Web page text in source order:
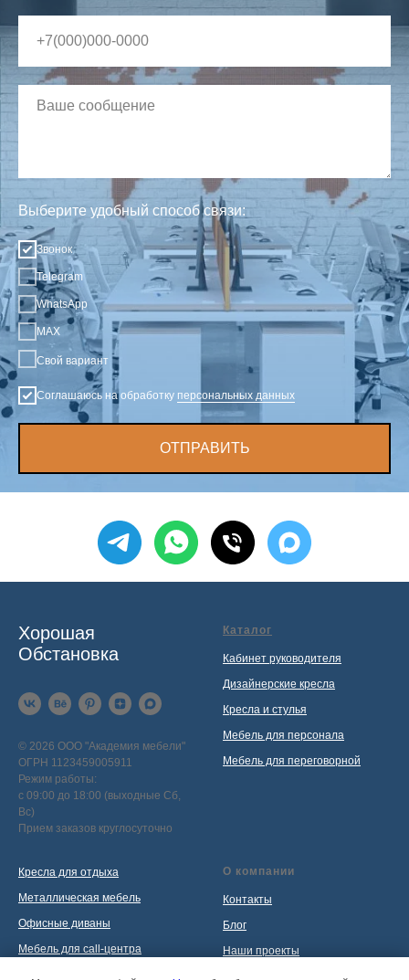
Выберите удобный способ связи:
Звонок
Telegram
WhatsApp
MAX
Свой вариант
Соглашаюсь на обработку персональных данных
ОТПРАВИТЬ
Хорошая
Обстановка
© 2026 ООО "Академия мебели"
ОГРН 1123459005911
Режим работы:
с 09:00 до 18:00 (выходные Сб,
Вс)
Прием заказов круглосуточно
Каталог
Кабинет руководителя
Дизайнерские кресла
Кресла и стулья
Мебель для персонала
Мебель для переговорной
Кресла для отдыха
Металлическая мебель
Офисные диваны
Мебель для call-центра
О компании
Контакты
Блог
Наши проекты
Политика обработки